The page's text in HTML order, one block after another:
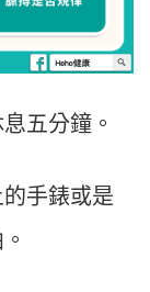
五分鐘。
⼿錶或是